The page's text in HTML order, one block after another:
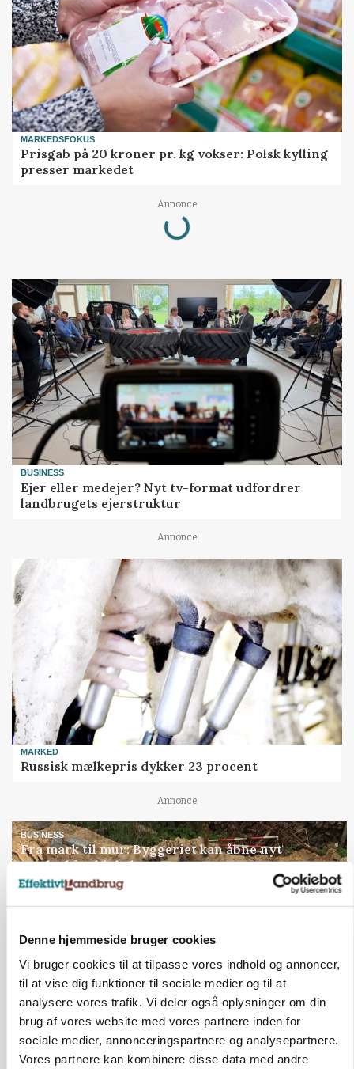
Denne hjemmeside bruger cookies
Vi bruger cookies til at tilpasse vores indhold og annoncer,
til at vise dig funktioner til sociale medier og til at
analysere vores trafik. Vi deler også oplysninger om din
brug af vores website med vores partnere inden for
sociale medier, annonceringspartnere og analysepartnere.
Vores partnere kan kombinere disse data med andre
MARKEDSFOKUS
Prisgab på 20 kroner pr. kg vokser: Polsk kylling
presser markedet
Annonce
Loading...
BUSINESS
Ejer eller medejer? Nyt tv-format udfordrer
landbrugets ejerstruktur
Annonce
MARKED
Russisk mælkepris dykker 23 procent
Annonce
BUSINESS
Fra mark til mur: Byggeriet kan åbne nyt
marked for biokul
Loading...